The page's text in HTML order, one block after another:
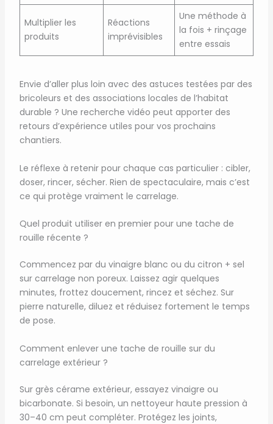
Multiplier les
produits
Réactions
imprévisibles
Une méthode à
la fois + rinçage
entre essais
Envie d’aller plus loin avec des astuces testées par des
bricoleurs et des associations locales de l’habitat
durable ? Une recherche vidéo peut apporter des
retours d’expérience utiles pour vos prochains
chantiers.
Le réflexe à retenir pour chaque cas particulier : cibler,
doser, rincer, sécher. Rien de spectaculaire, mais c’est
ce qui protège vraiment le carrelage.
Quel produit utiliser en premier pour une tache de
rouille récente ?
Commencez par du vinaigre blanc ou du citron + sel
sur carrelage non poreux. Laissez agir quelques
minutes, frottez doucement, rincez et séchez. Sur
pierre naturelle, diluez et réduisez fortement le temps
de pose.
Comment enlever une tache de rouille sur du
carrelage extérieur ?
Sur grès cérame extérieur, essayez vinaigre ou
bicarbonate. Si besoin, un nettoyeur haute pression à
30–40 cm peut compléter. Protégez les joints,